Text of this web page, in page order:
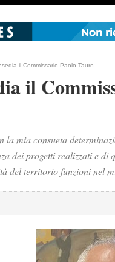
il Commissario Paolo Tauro
il
mia consueta
dei progetti realizzati e
del territorio funzioni nel